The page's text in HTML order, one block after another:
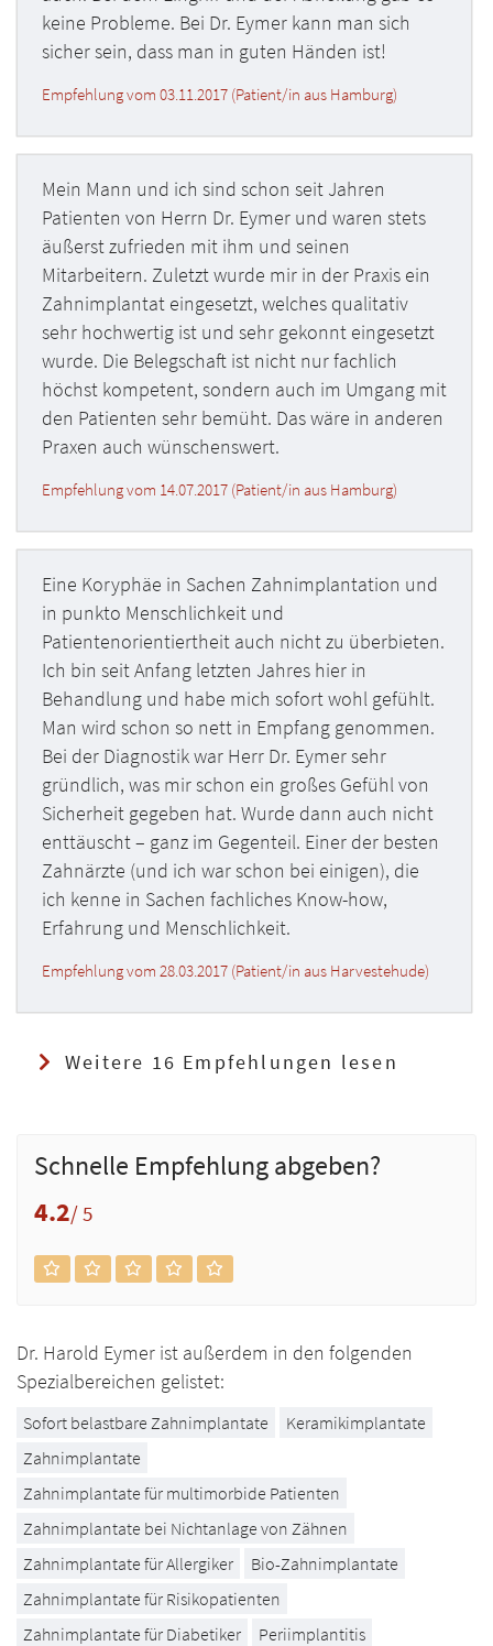
keine Probleme. Bei Dr. Eymer kann man sich
sicher sein, dass man in guten Händen ist!
Empfehlung vom 03.11.2017 (Patient/in aus Hamburg)
Mein Mann und ich sind schon seit Jahren
Patienten von Herrn Dr. Eymer und waren stets
äußerst zufrieden mit ihm und seinen
Mitarbeitern. Zuletzt wurde mir in der Praxis ein
Zahnimplantat eingesetzt, welches qualitativ
sehr hochwertig ist und sehr gekonnt eingesetzt
wurde. Die Belegschaft ist nicht nur fachlich
höchst kompetent, sondern auch im Umgang mit
den Patienten sehr bemüht. Das wäre in anderen
Praxen auch wünschenswert.
Empfehlung vom 14.07.2017 (Patient/in aus Hamburg)
Eine Koryphäe in Sachen Zahnimplantation und
in punkto Menschlichkeit und
Patientenorientiertheit auch nicht zu überbieten.
Ich bin seit Anfang letzten Jahres hier in
Behandlung und habe mich sofort wohl gefühlt.
Man wird schon so nett in Empfang genommen.
Bei der Diagnostik war Herr Dr. Eymer sehr
gründlich, was mir schon ein großes Gefühl von
Sicherheit gegeben hat. Wurde dann auch nicht
enttäuscht – ganz im Gegenteil. Einer der besten
Zahnärzte (und ich war schon bei einigen), die
ich kenne in Sachen fachliches Know-how,
Erfahrung und Menschlichkeit.
Empfehlung vom 28.03.2017 (Patient/in aus Harvestehude)
Weitere 16 Empfehlungen lesen
Schnelle Empfehlung abgeben?
4.2/ 5
Dr. Harold Eymer ist außerdem in den folgenden
Spezialbereichen gelistet:
Sofort belastbare Zahnimplantate
Keramikimplantate
Zahnimplantate
Zahnimplantate für multimorbide Patienten
Zahnimplantate bei Nichtanlage von Zähnen
Zahnimplantate für Allergiker
Bio-Zahnimplantate
Zahnimplantate für Risikopatienten
Zahnimplantate für Diabetiker
Periimplantitis